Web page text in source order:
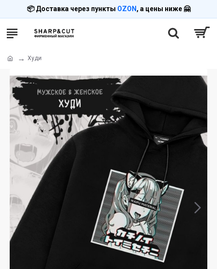
📦 Доставка через пункты OZON , а цены ниже 🤗
Худи